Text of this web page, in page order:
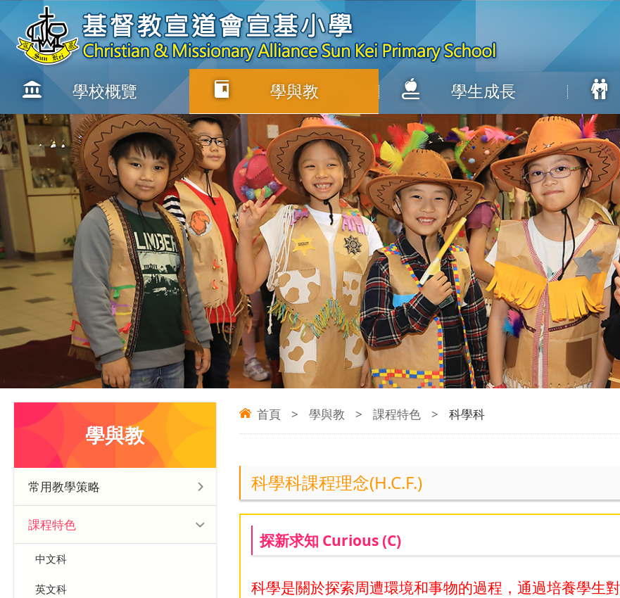
學校概覽 學與教 學生成長
首頁 > 學與教 > 課程特色 > 科學科
科學科課程理念(H.C.F.)
探新求知 Curious (C)
科學是關於探索周遭環境和事物的過程，通過培養學生
學與教
常用教學策略
課程特色
中文科
英文科